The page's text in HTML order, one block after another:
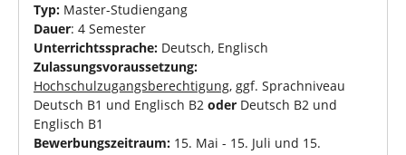
Typ: Master-Studiengang
Dauer: 4 Semester
Unterrichtssprache: Deutsch, Englisch
Zulassungsvoraussetzung:
Hochschulzugangsberechtigung, ggf. Sprachniveau
Deutsch B1 und Englisch B2 oder Deutsch B2 und
Englisch B1
Bewerbungszeitraum: 15. Mai - 15. Juli und 15.